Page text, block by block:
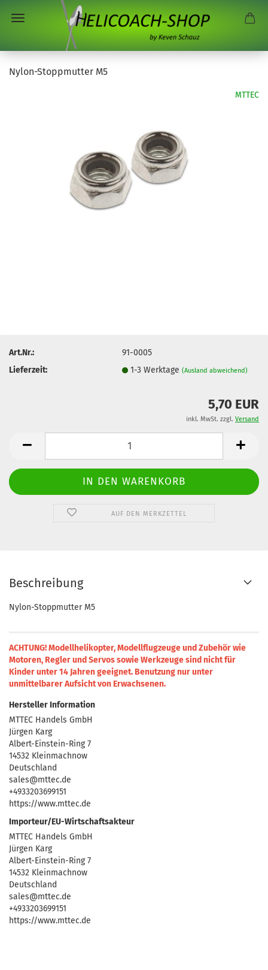
Nylon-Stoppmutter M5
MTTEC
Art.Nr.:
91-0005
Lieferzeit:
1-3 Werktage(Ausland abweichend)
5,70 EUR
inkl. MwSt. zzgl. Versand
AUF DEN MERKZETTEL
Beschreibung
Nylon-Stoppmutter M5
ACHTUNG! Modellhelikopter, Modellflugzeuge und Zubehör wie
Motoren, Regler und Servos sowie Werkzeuge sind nicht für
Kinder unter 14 Jahren geeignet. Benutzung nur unter
unmittelbarer Aufsicht von Erwachsenen.
Hersteller Information
MTTEC Handels GmbH
Jürgen Karg
Albert-Einstein-Ring 7
14532 Kleinmachnow
Deutschland
sales@mttec.de
+4933203699151
https://www.mttec.de
Importeur/EU-Wirtschaftsakteur
MTTEC Handels GmbH
Jürgen Karg
Albert-Einstein-Ring 7
14532 Kleinmachnow
Deutschland
sales@mttec.de
+4933203699151
https://www.mttec.de